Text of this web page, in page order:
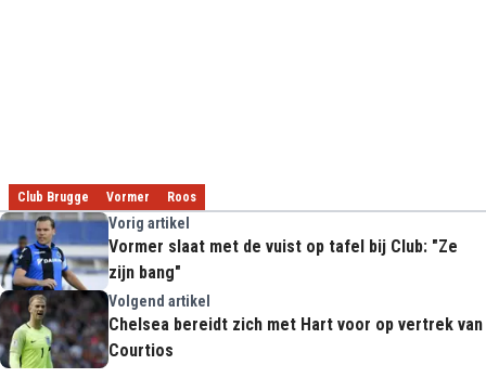
Club Brugge Vormer Roos
Vorig artikel
Vormer slaat met de vuist op tafel bij Club: "Ze
zijn bang"
Volgend artikel
Chelsea bereidt zich met Hart voor op vertrek van
Courtios